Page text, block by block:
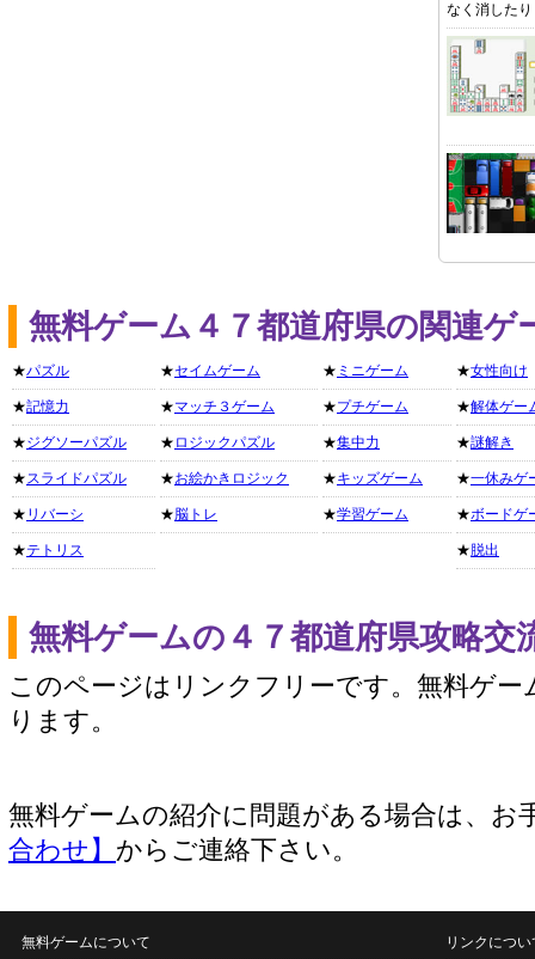
なく消した
無料ゲーム４７都道府県の関連ゲ
★パズル
★記憶力
★ジグソーパズル
★スライドパズル
★ リバーシ
★テトリス
★セイムゲーム
★マッチ３ゲーム
★ ロジックパズル
★お絵かきロジック
★脳トレ
★ ミニゲーム
★プチゲーム
★集中力
★キッズゲーム
★学習ゲーム
★女性向け
★解体ゲー
★謎解き
★一休みゲ
★ボードゲ
★ 脱出
無料ゲームの４７都道府県攻略交
このページはリンクフリーです。無料ゲー
ります。
無料ゲームの紹介に問題がある場合は、お
合わせ】 からご連絡下さい。
無料ゲームについて リンクについ